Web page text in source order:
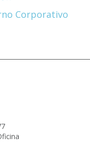
Corporativo